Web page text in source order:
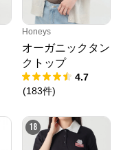
Honeys
オーガニックタン
クトップ
4.7
(183件)
18